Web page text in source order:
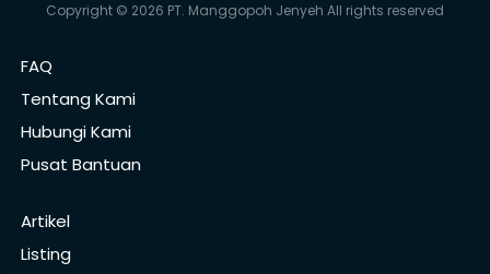
Copyright © 2026 PT. Manggopoh Jenyeh All rights reserved
FAQ
Tentang Kami
Hubungi Kami
Pusat Bantuan
Artikel
Listing